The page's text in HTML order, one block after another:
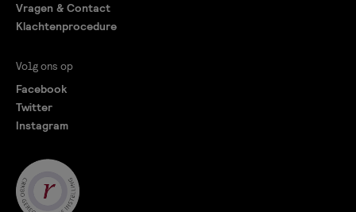
Vragen & Contact
Klachtenprocedure
Volg ons op
Facebook
Twitter
Instagram